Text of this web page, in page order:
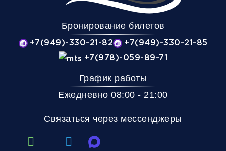
Бронирование билетов
+7(949)-330-21-82
+7(949)-330-21-85
+7(978)-059-89-71
График работы
Ежедневно 08:00 - 21:00
Связаться через мессенджеры